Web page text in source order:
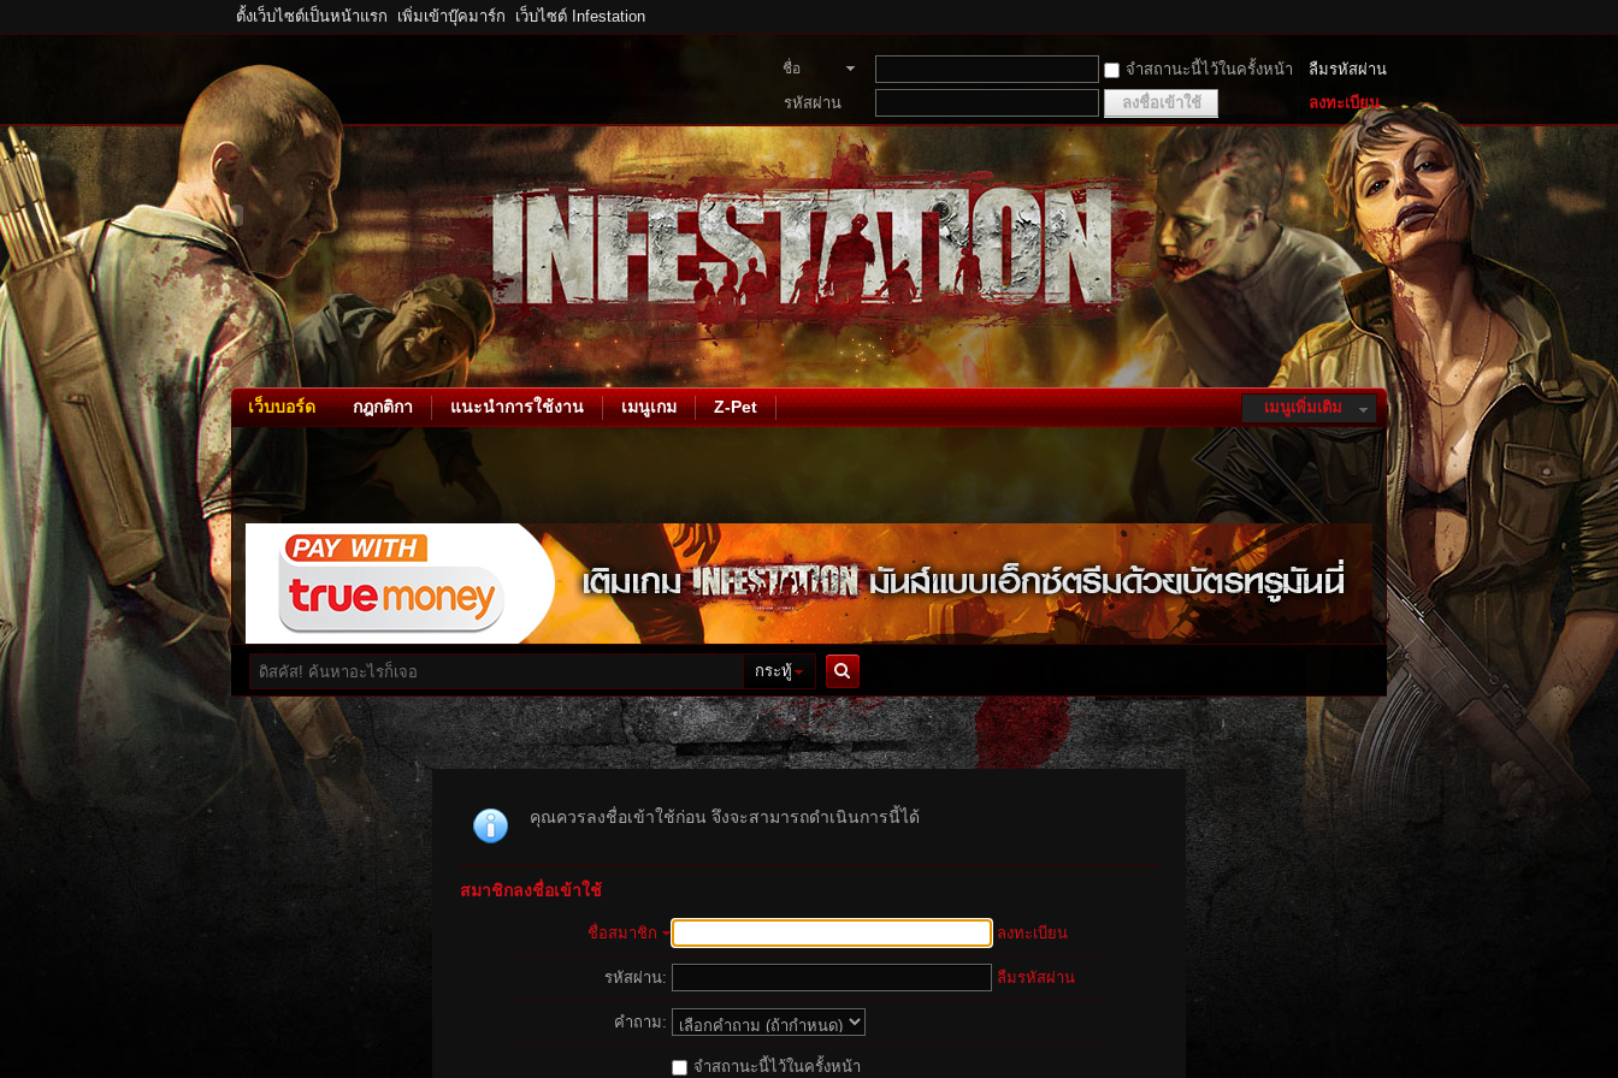
ตั้งเว็บไซต์เป็นหน้าแรก เพิ่มเข้าบุ๊คมาร์ก เว็บไซต์ Infestation
ชื่อ
สมาชิก
จำสถานะนี้ไว้ในครั้งหน้า
ลืมรหัสผ่าน
รหัสผ่าน
ลงชื่อเข้าใช้ ลงทะเบียน
เมนูเพิ่มเติม
เว็บบอร์ด กฎกติกา แนะนำการใช้งาน เมนูเกม Z-Pet
กระทู้
ค้นหา
คุณควรลงชื่อเข้าใช้ก่อน จึงจะสามารถดำเนินการนี้ได้
สมาชิกลงชื่อเข้าใช้
ชื่อสมาชิก ลงทะเบียน
รหัสผ่าน: ลืมรหัสผ่าน
คำถาม:
จำสถานะนี้ไว้ในครั้งหน้า